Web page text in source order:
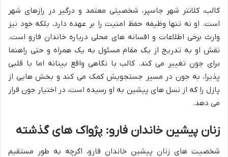
کالب، کلانتر شهر جاسپر، شخصیتی معتمد و درگیر در رازهای شهر
است. او نه تنها وظیفه حفظ امنیت را بر عهده دارد، بلکه خود نیز
وارث برخی اطلاعات و افسانه های محلی درباره خاندان فارو است.
نقش او به تدریج از یک مقام مسئول به یک همراه و حتی راهنما
برای جون تغییر می کند. کالب با نگاهی واقع بینانه اما با قلبی
پذیرا، به جون در مسیر جستجویش کمک می کند و بخش هایی از
پازل را که از نسل های پیشین به او رسیده است، در اختیار جون قرار
می دهد.
زنان پیشین خاندان فارو: پژواک های گذشته
شخصیت های زنان پیشین خاندان فارو، اگرچه به طور مستقیم